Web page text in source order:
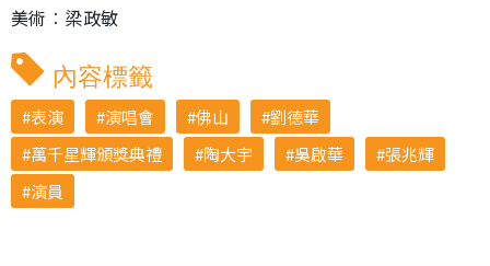
美術︰梁政敏
內容標籤
表演 演唱會 佛山
劉德華
萬千星輝頒獎典禮
陶大宇 吳啟華
張兆輝
演員